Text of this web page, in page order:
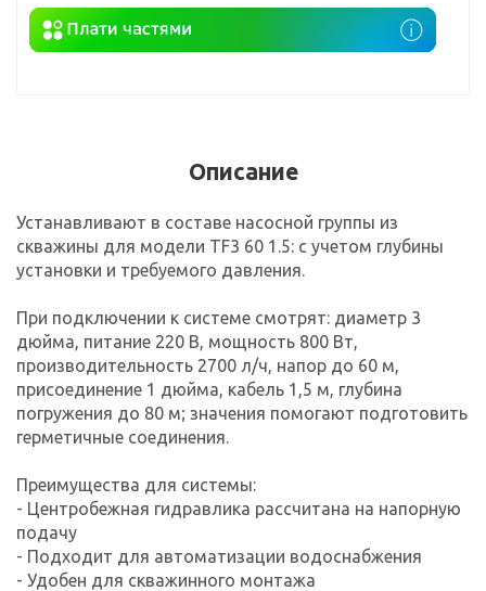
Описание
Устанавливают в составе насосной группы из
скважины для модели TF3 60 1.5: с учетом глубины
установки и требуемого давления.
При подключении к системе смотрят: диаметр 3
дюйма, питание 220 В, мощность 800 Вт,
производительность 2700 л/ч, напор до 60 м,
присоединение 1 дюйма, кабель 1,5 м, глубина
погружения до 80 м; значения помогают подготовить
герметичные соединения.
Преимущества для системы:
- Центробежная гидравлика рассчитана на напорную
подачу
- Подходит для автоматизации водоснабжения
- Удобен для скважинного монтажа